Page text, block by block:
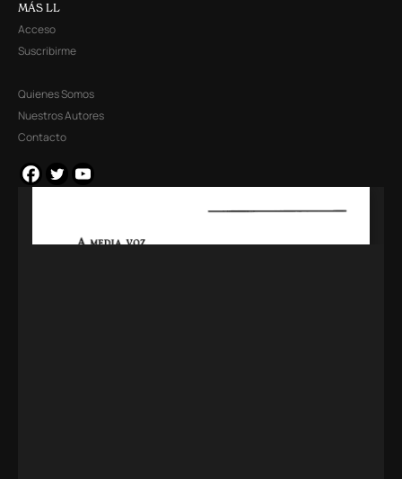
MÁS LL
Acceso
Suscribirme
Quienes Somos
Nuestros Autores
Contacto